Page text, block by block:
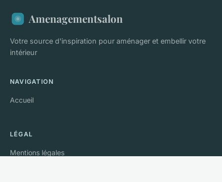
Amenagementsalon
Votre source d'inspiration pour aménager et embellir votre
intérieur
NAVIGATION
Accueil
LÉGAL
Mentions légales